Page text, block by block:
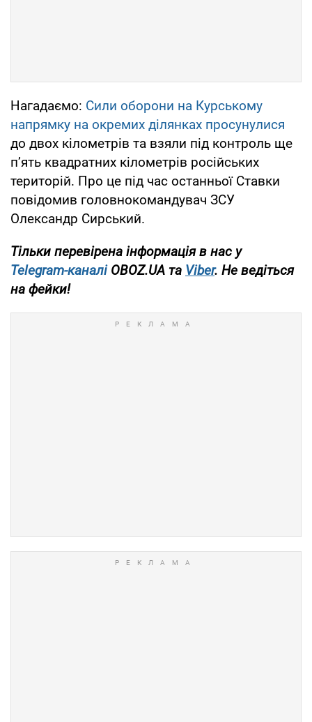
Нагадаємо: Сили оборони на Курському
напрямку на окремих ділянках просунулися
до двох кілометрів та взяли під контроль ще
п’ять квадратних кілометрів російських
територій. Про це під час останньої Ставки
повідомив головнокомандувач ЗСУ
Олександр Сирський.
Тільки перевірена інформація в нас у
Telegram-каналі OBOZ.UA та Viber. Не ведіться
на фейки!